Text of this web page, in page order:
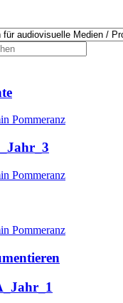
Pommeranz
Pommeranz
Pommeranz